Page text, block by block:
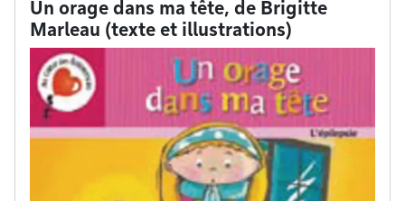
Un orage dans ma tête, de Brigitte
Marleau (texte et illustrations)